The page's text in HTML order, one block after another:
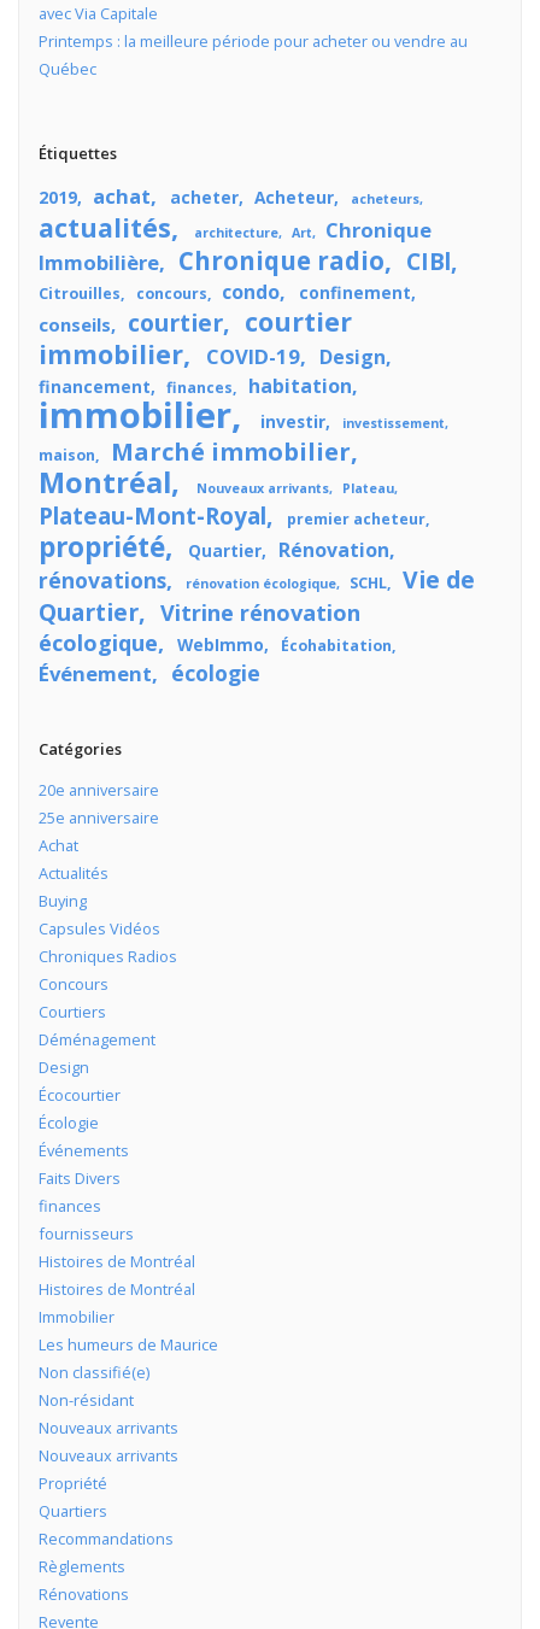
avec Via Capitale
Printemps : la meilleure période pour acheter ou vendre au
Québec
Étiquettes
2019 achat acheter Acheteur acheteurs
actualités architecture Art
Chronique
Immobilière
Chronique radio CIBl
Citrouilles concours condo confinement
conseils courtier
courtier
immobilier
COVID-19 Design
financement finances habitation
immobilier investir investissement
maison Marché immobilier
Montréal Nouveaux arrivants Plateau
Plateau-Mont-Royal premier acheteur
propriété Quartier Rénovation
rénovations rénovation écologique SCHL
Vie de
Quartier
Vitrine rénovation
écologique
WebImmo Écohabitation
Événement écologie
Catégories
20e anniversaire
25e anniversaire
Achat
Actualités
Buying
Capsules Vidéos
Chroniques Radios
Concours
Courtiers
Déménagement
Design
Écocourtier
Écologie
Événements
Faits Divers
finances
fournisseurs
Histoires de Montréal
Histoires de Montréal
Immobilier
Les humeurs de Maurice
Non classifié(e)
Non-résidant
Nouveaux arrivants
Nouveaux arrivants
Propriété
Quartiers
Recommandations
Règlements
Rénovations
Revente